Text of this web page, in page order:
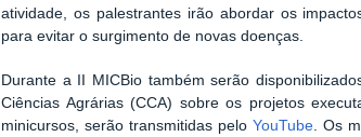
atividade, os palestrantes irão abordar os
para evitar o surgimento de novas doenças.
Durante a II MICBio também serão
Ciências Agrárias (CCA) sobre os projetos
minicursos, serão transmitidas peloYouTube. Os